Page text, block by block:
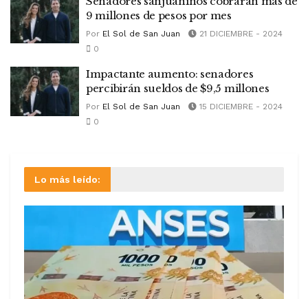
9 millones de pesos por mes
Por El Sol de San Juan
21 DICIEMBRE - 2024
0
Impactante aumento: senadores
percibirán sueldos de $9,5 millones
Por El Sol de San Juan
15 DICIEMBRE - 2024
0
Lo más leído: